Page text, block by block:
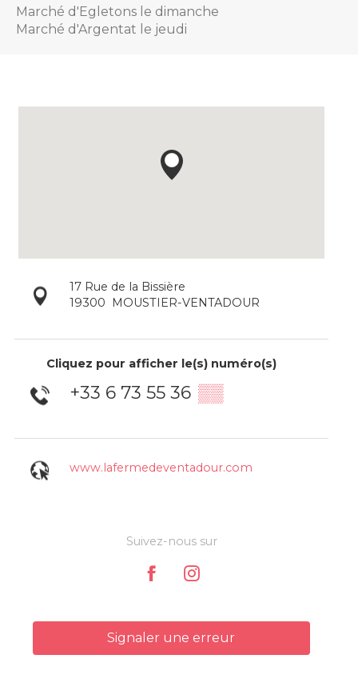
Marché d'Egletons le dimanche
Marché d'Argentat le jeudi
17 Rue de la Bissière
19300
MOUSTIER-VENTADOUR
Cliquez pour afficher le(s) numéro(s)
+33 6 73 55 36 ▒▒
www.lafermedeventadour.com
Suivez-nous sur
Signaler une erreur